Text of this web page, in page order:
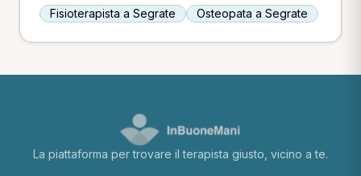
Fisioterapista a Segrate Osteopata a Segrate
La piattaforma per trovare il terapista giusto, vicino a te.